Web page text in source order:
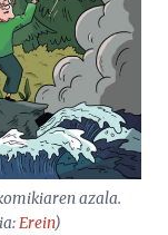
azala.
Erein)